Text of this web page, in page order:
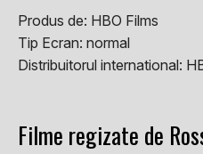
Produs de: HBO Films
Tip Ecran: normal
Distribuitorul international:
Filme regizate de